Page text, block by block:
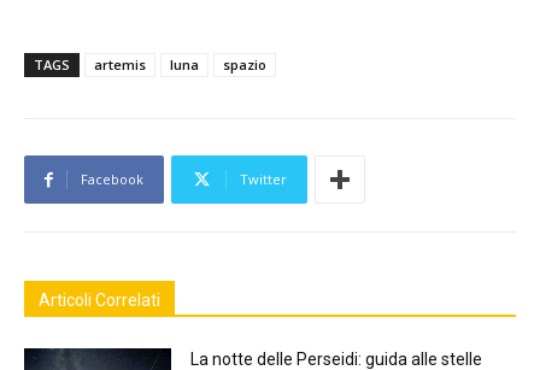
TAGS artemis luna spazio
Facebook Twitter
Articoli Correlati
La notte delle Perseidi: guida alle stelle